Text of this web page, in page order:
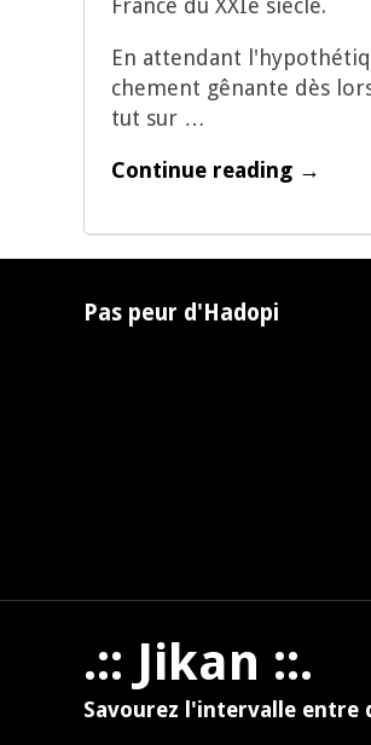
En atten­dant
che­ment gênante dès
tut sur …
Continue reading →
Pas peur d'Hadopi
.:: Jikan ::.
Savourez l'intervalle entre